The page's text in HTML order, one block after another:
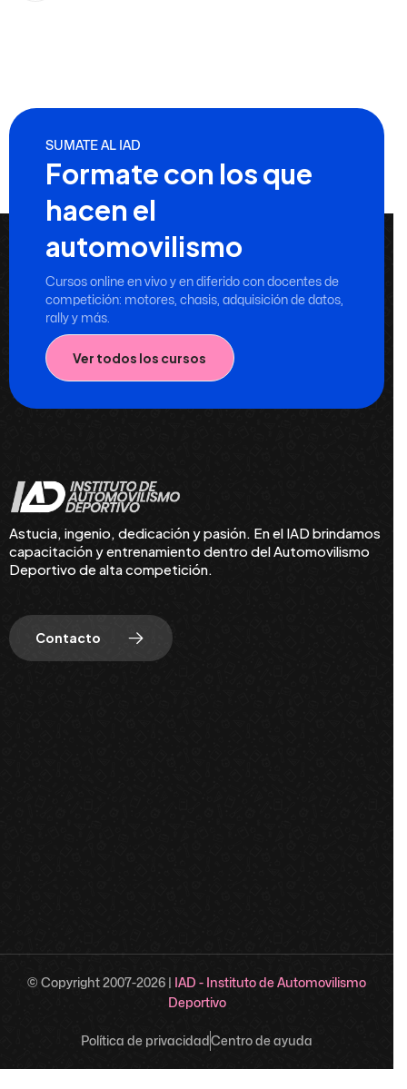
SUMATE AL IAD
Formate con los que
hacen el
automovilismo
Cursos online en vivo y en diferido con docentes de
competición: motores, chasis, adquisición de datos,
rally y más.
Ver todos los cursos
Astucia, ingenio, dedicación y pasión. En el IAD brindamos
capacitación y entrenamiento dentro del Automovilismo
Deportivo de alta competición.
Contacto
© Copyright 2007-2026 | IAD - Instituto de Automovilismo
Deportivo
Política de privacidadCentro de ayuda